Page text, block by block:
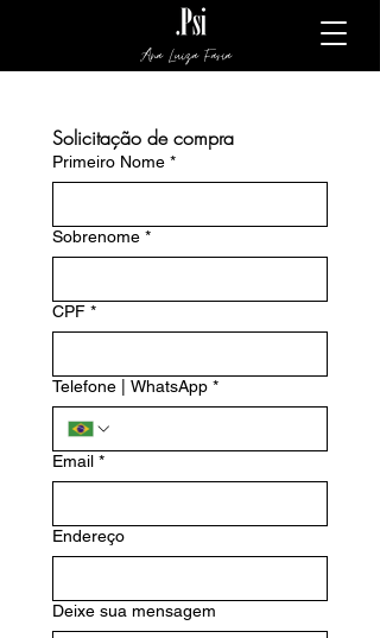
Ana Luiza Faria
Solicitação de compra
Primeiro Nome *
Sobrenome *
CPF *
Telefone | WhatsApp *
Email *
Endereço
Deixe sua mensagem